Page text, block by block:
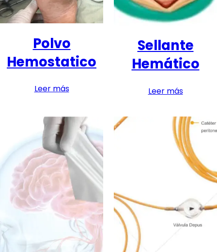
Polvo
Hemostatico
Leer más
Sellante
Hemático
Leer más